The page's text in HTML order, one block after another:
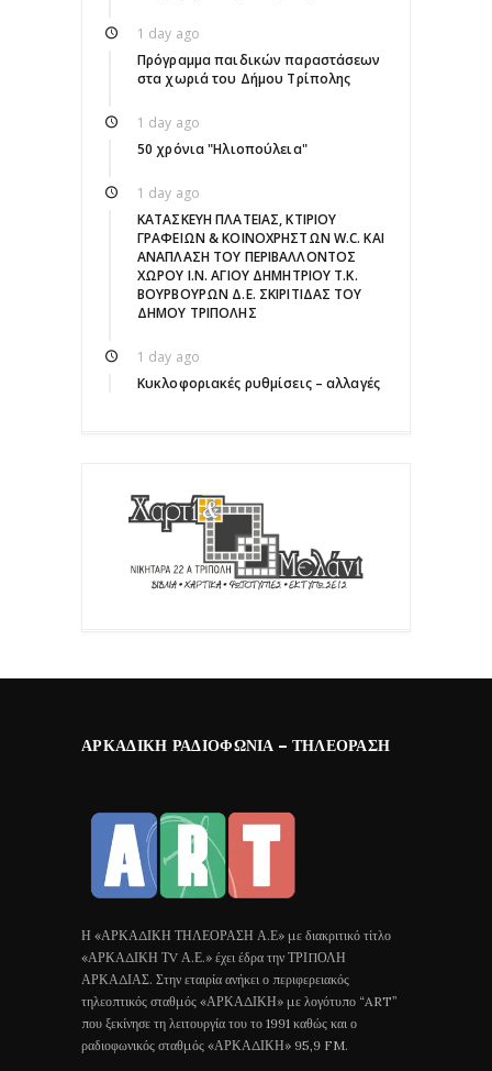
1 day ago
Πρόγραμμα παιδικών παραστάσεων
στα χωριά του Δήμου Τρίπολης
1 day ago
50 χρόνια "Ηλιοπούλεια"
1 day ago
ΚΑΤΑΣΚΕΥΗ ΠΛΑΤΕΙΑΣ, ΚΤΙΡΙΟΥ
ΓΡΑΦΕΙΩΝ & ΚΟΙΝΟΧΡΗΣΤΩΝ W.C. ΚΑΙ
ΑΝΑΠΛΑΣΗ ΤΟΥ ΠΕΡΙΒΑΛΛΟΝΤΟΣ
ΧΩΡΟΥ Ι.Ν. ΑΓΙΟΥ ΔΗΜΗΤΡΙΟΥ Τ.Κ.
ΒΟΥΡΒΟΥΡΩΝ Δ.Ε. ΣΚΙΡΙΤΙΔΑΣ ΤΟΥ
ΔΗΜΟΥ ΤΡΙΠΟΛΗΣ
1 day ago
Κυκλοφοριακές ρυθμίσεις – αλλαγές
ΑΡΚΑΔΙΚΉ ΡΑΔΙΟΦΩΝΊΑ – ΤΗΛΕΌΡΑΣΗ
Η «ΑΡΚΑΔΙΚΗ ΤΗΛΕΟΡΑΣΗ Α.Ε» με διακριτικό τίτλο
«ΑΡΚΑΔΙΚΗ ΤV Α.Ε.» έχει έδρα την ΤΡΙΠΟΛΗ
ΑΡΚΑΔΙΑΣ. Στην εταιρία ανήκει ο περιφερειακός
τηλεοπτικός σταθμός «ΑΡΚΑΔΙΚΗ» με λογότυπο “ART”
που ξεκίνησε τη λειτουργία του το 1991 καθώς και ο
ραδιοφωνικός σταθμός «ΑΡΚΑΔΙΚΗ» 95,9 FM.